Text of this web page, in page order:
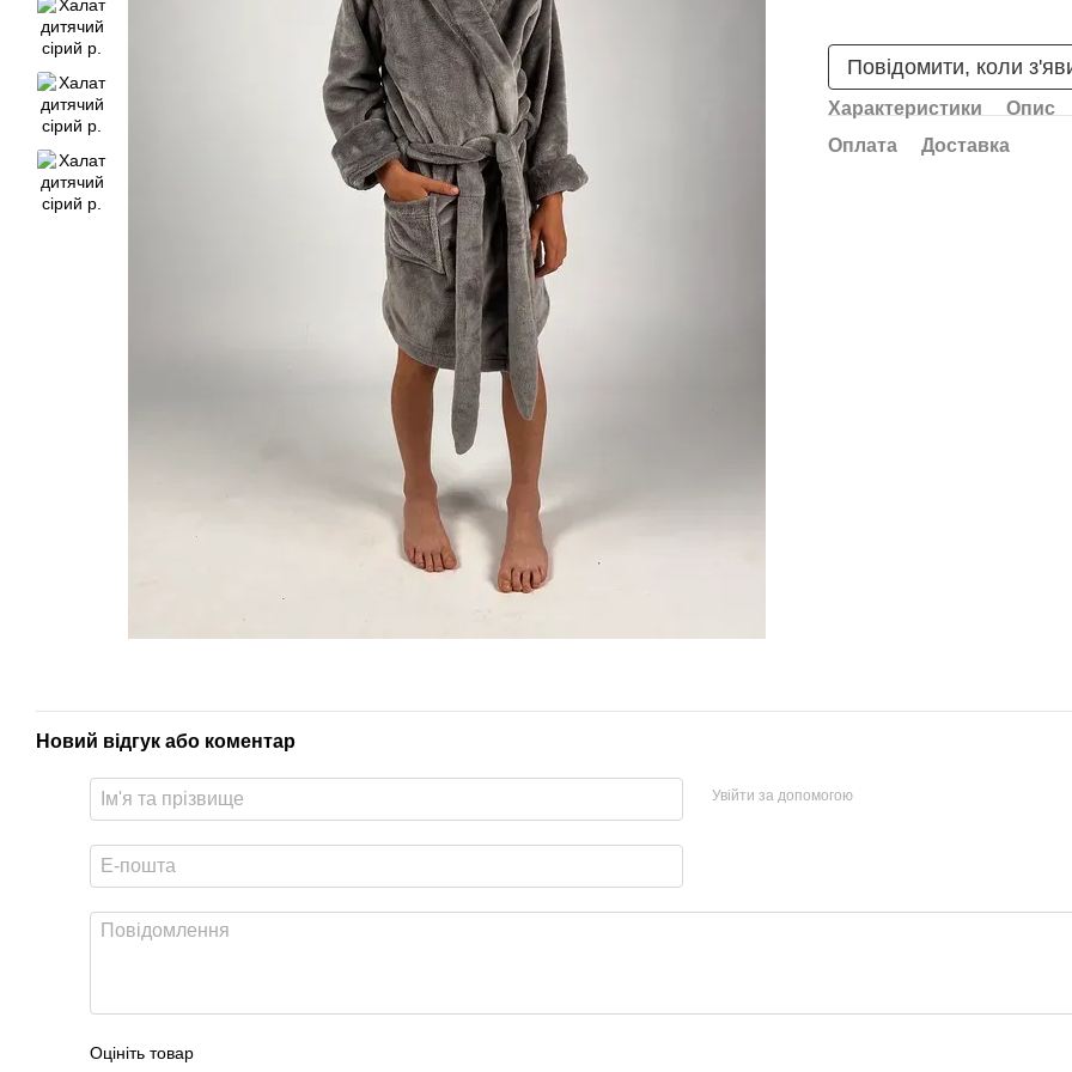
Повідомити, коли
Характеристики
Опис
Оплата
Доставка
Новий відгук або коментар
Увійти за допомогою
Оцініть товар